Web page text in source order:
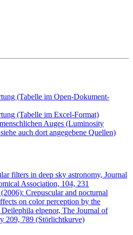
(Tabelle im Open-Dokument-
(Tabelle im Excel-Format)
Auges (Luminosity
auch dort angegebene Quellen)
filters in deep sky astronomy, Journal
Association, 104, 231
Crepuscular and nocturnal
on color perception by the
elpenor, The Journal of
209, 789 (Störlichtkurve)